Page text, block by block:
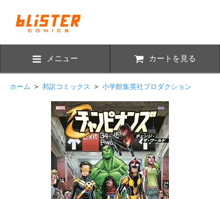
メニュー カートを見る
ホーム > 邦訳コミックス > 小学館集英社プロダクション